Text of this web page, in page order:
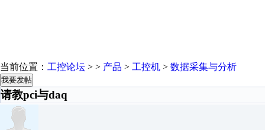
当前位置： 工控论坛 > > 产品 > 工控机 > 数据采集与分析
我要发帖
请教pci与daq